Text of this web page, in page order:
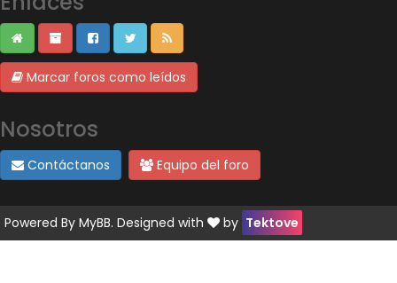
Marcar foros como leídos
Nosotros
Contáctanos Equipo del foro
Powered By MyBB. Designed with by Tektove